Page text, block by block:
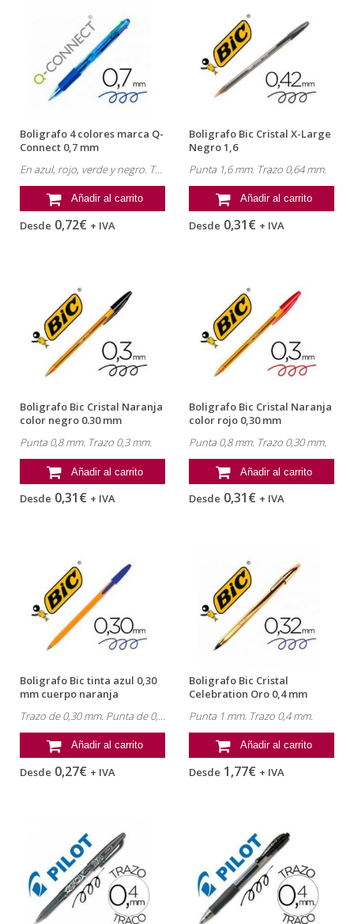
Boligrafo 4 colores marca Q-
Connect 0,7 mm
En azul, rojo, verde y negro. Trazo 0,7 mm
Añadir al carrito
Desde 0,72€ + IVA
Boligrafo Bic Cristal X-Large
Negro 1,6
Punta 1,6 mm. Trazo 0,64 mm.
Añadir al carrito
Desde 0,31€ + IVA
Boligrafo Bic Cristal Naranja
color negro 0.30 mm
Punta 0,8 mm. Trazo 0,3 mm.
Añadir al carrito
Desde 0,31€ + IVA
Boligrafo Bic Cristal Naranja
color rojo 0,30 mm
Punta 0,8 mm. Trazo 0,30 mm.
Añadir al carrito
Desde 0,31€ + IVA
Boligrafo Bic tinta azul 0,30
mm cuerpo naranja
Trazo de 0,30 mm. Punta de 0,8 mm.
Añadir al carrito
Desde 0,27€ + IVA
Boligrafo Bic Cristal
Celebration Oro 0,4 mm
Punta 1 mm. Trazo 0,4 mm.
Añadir al carrito
Desde 1,77€ + IVA